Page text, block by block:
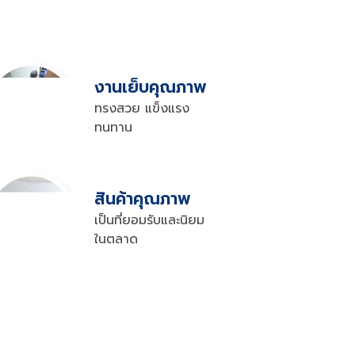
งานเย็บคุณภาพ
ทรงสวย แข็งแรง
ทนทาน
สินค้าคุณภาพ
เป็นที่ยอมรับและนิยม
ในตลาด